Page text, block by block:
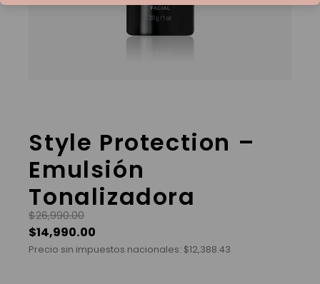
Style Protection –
Emulsión
Tonalizadora
$26,990.00
$14,990.00
Precio sin impuestos nacionales: $12,388.43